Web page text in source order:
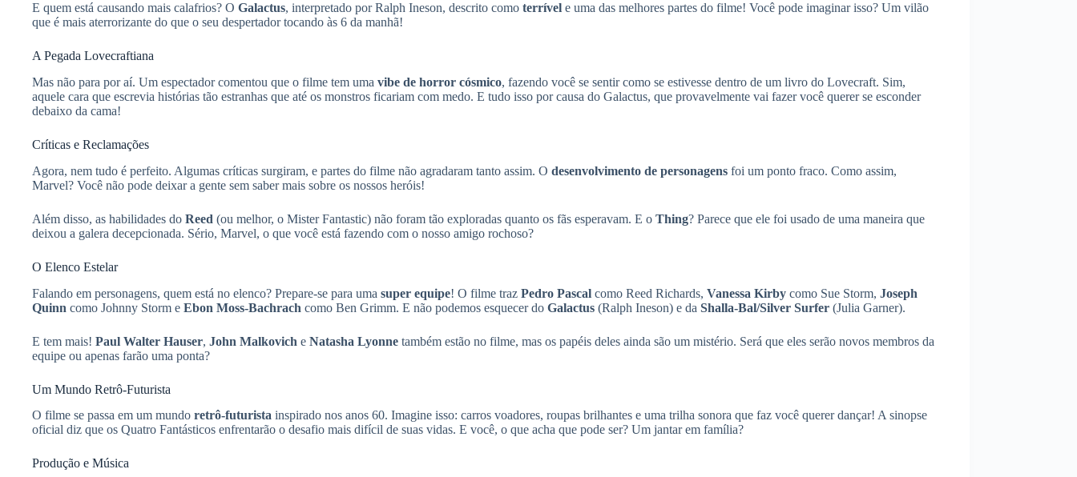
E quem está causando mais calafrios? O Galactus, interpretado por Ralph Ineson, descrito como terrível e uma das melhores partes do filme! Você pode imaginar isso? Um vilão
que é mais aterrorizante do que o seu despertador tocando às 6 da manhã!
A Pegada Lovecraftiana
Mas não para por aí. Um espectador comentou que o filme tem uma vibe de horror cósmico, fazendo você se sentir como se estivesse dentro de um livro do Lovecraft. Sim,
aquele cara que escrevia histórias tão estranhas que até os monstros ficariam com medo. E tudo isso por causa do Galactus, que provavelmente vai fazer você querer se esconder
debaixo da cama!
Críticas e Reclamações
Agora, nem tudo é perfeito. Algumas críticas surgiram, e partes do filme não agradaram tanto assim. O desenvolvimento de personagens foi um ponto fraco. Como assim,
Marvel? Você não pode deixar a gente sem saber mais sobre os nossos heróis!
Além disso, as habilidades do Reed (ou melhor, o Mister Fantastic) não foram tão exploradas quanto os fãs esperavam. E o Thing? Parece que ele foi usado de uma maneira que
deixou a galera decepcionada. Sério, Marvel, o que você está fazendo com o nosso amigo rochoso?
O Elenco Estelar
Falando em personagens, quem está no elenco? Prepare-se para uma super equipe! O filme traz Pedro Pascal como Reed Richards, Vanessa Kirby como Sue Storm, Joseph
Quinn como Johnny Storm e Ebon Moss-Bachrach como Ben Grimm. E não podemos esquecer do Galactus (Ralph Ineson) e da Shalla-Bal/Silver Surfer (Julia Garner).
E tem mais! Paul Walter Hauser, John Malkovich e Natasha Lyonne também estão no filme, mas os papéis deles ainda são um mistério. Será que eles serão novos membros da
equipe ou apenas farão uma ponta?
Um Mundo Retrô-Futurista
O filme se passa em um mundo retrô-futurista inspirado nos anos 60. Imagine isso: carros voadores, roupas brilhantes e uma trilha sonora que faz você querer dançar! A sinopse
oficial diz que os Quatro Fantásticos enfrentarão o desafio mais difícil de suas vidas. E você, o que acha que pode ser? Um jantar em família?
Produção e Música